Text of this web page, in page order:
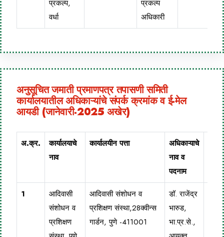
प्रकल्प,
वर्धा
प्रकल्प
अधिकारी
अनुसूचित जमाती प्रमाणपत्र तपासणी समिती
कार्यालयातील अधिकाऱ्यांचे संपर्क क्रमांक व ई-मेल
आयडी (जानेवारी-2025 अखेर)
अ.क्र.
कार्यालयाचे
नाव
कार्यालयीन पत्ता
अधिकाऱ्याचे
नाव व
पदनाम
1
आदिवासी
संशोधन व
प्रशिक्षण
आदिवासी संशोधन व
प्रशिक्षण संस्था,28क्वीन्स
गार्डन, पुणे -411001
डॉ. राजेंद्र
भारुड,
भा.प्र.से.,